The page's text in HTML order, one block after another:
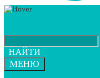
НАЙТИ
МЕНЮ